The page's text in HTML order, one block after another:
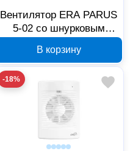
Вентилятор ERA PARUS
5-02 со шнурковым
В корзину
-18%